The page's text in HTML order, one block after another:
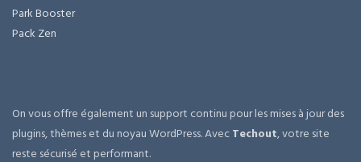
Park Booster
Pack Zen
On vous offre également un support continu pour les mises à jour des
plugins, thèmes et du noyau WordPress. AvecTechout, votre site
reste sécurisé et performant.